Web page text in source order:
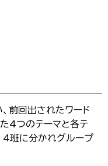
前回出されたワード
4つのテーマと各テ
4班に分かれグループ